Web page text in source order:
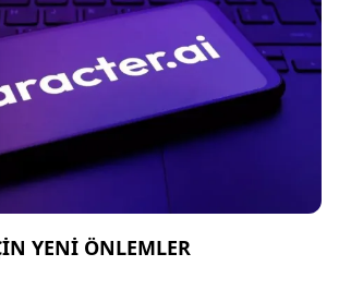
YENİ ÖNLEMLER